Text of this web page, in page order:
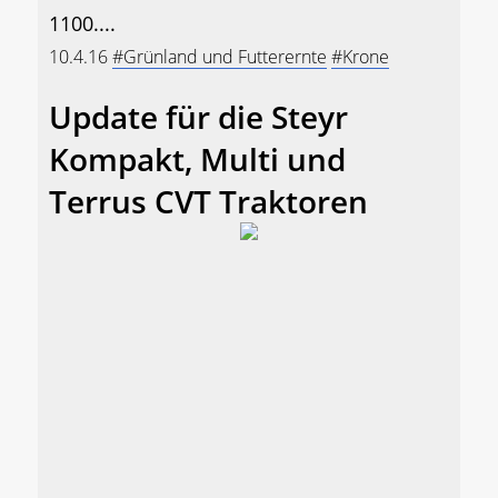
1100....
10.4.16#Grünland und Futterernte #Krone
Update für die Steyr
Kompakt, Multi und
Terrus CVT Traktoren